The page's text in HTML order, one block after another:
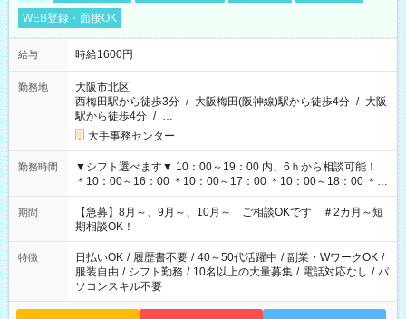
WEB登録・面接OK
給与 時給1600円
勤務地
大阪市北区
西梅田駅から徒歩3分 / 大阪梅田(阪神線)駅から徒歩4分 / 大阪
駅から徒歩4分 / …
大手事務センター
勤務時間
▼シフト選べます▼ 10：00～19：00 内、6ｈから相談可能！
＊10：00～16：00 ＊10：00～17：00 ＊10：00～18：00 ＊
11：00～19：00 ＊12：00～19：00 ＊13：00～19：00
期間
【急募】8月～、9月～、10月～ ご相談OKです ＃2カ月～短
期相談OK！
特徴 日払いOK / 履歴書不要 / 40～50代活躍中 / 副業・WワークOK /
服装自由 / シフト勤務 / 10名以上の大量募集 / 電話対応なし / パ
ソコンスキル不要